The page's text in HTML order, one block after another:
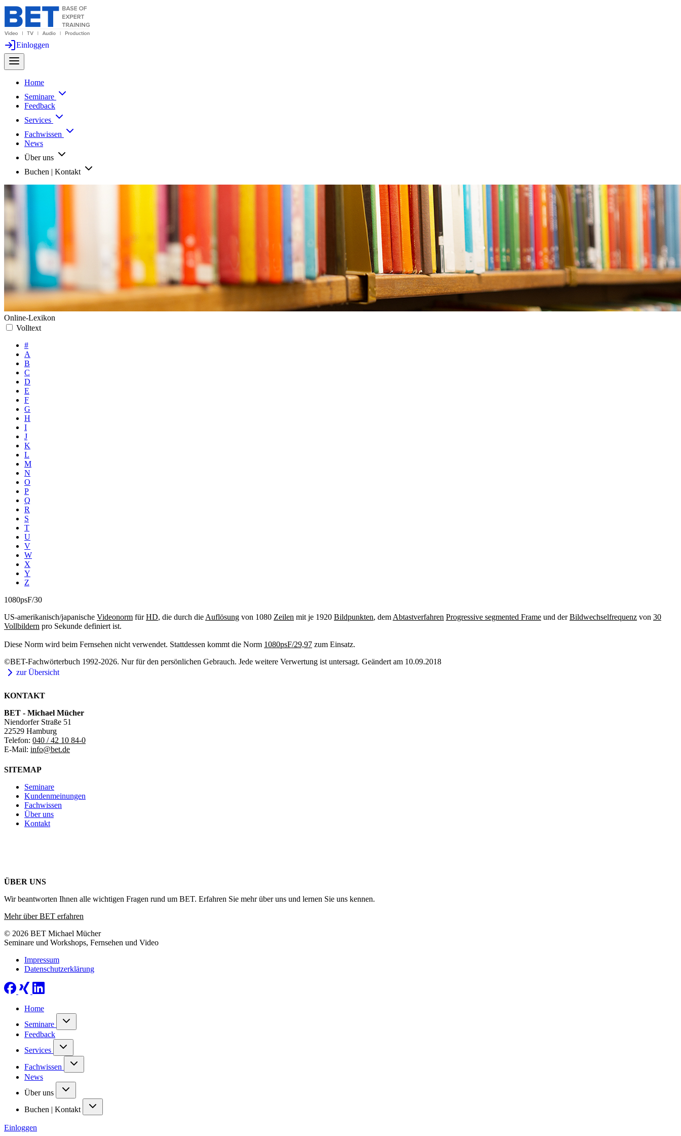
Einloggen
Home
Seminare
Feedback
Services
Fachwissen
News
Über uns
Buchen | Kontakt
Online-Lexikon
Volltext
#
A
B
C
D
E
F
G
H
I
J
K
L
M
N
O
P
Q
R
S
T
U
V
W
X
Y
Z
1080psF/30
US-amerikanisch/japanische Videonorm fürHD, die durch die Auflösung von 1080 Zeilen mit je 1920 Bildpunkten, dem Abtastverfahren Progressive segmented Frame und derBildwechselfrequenz von 30
Vollbildern pro Sekunde definiert ist.
Diese Norm wird beim Fernsehen nicht verwendet. Stattdessen kommt die Norm 1080psF/29,97 zum Einsatz.
©BET-Fachwörterbuch 1992-2026. Nur für den persönlichen Gebrauch. Jede weitere Verwertung ist untersagt. Geändert am 10.09.2018
zur Übersicht
KONTAKT
BET - Michael Mücher
Niendorfer Straße 51
22529 Hamburg
Telefon: 040 / 42 10 84-0
E-Mail: info@bet.de
SITEMAP
Seminare
Kundenmeinungen
Fachwissen
Über uns
Kontakt
ÜBER UNS
Wir beantworten Ihnen alle wichtigen Fragen rund um BET. Erfahren Sie mehr über uns und lernen Sie uns kennen.
Mehr über BET erfahren
© 2026 BET Michael Mücher
Seminare und Workshops, Fernsehen und Video
Impressum
Datenschutzerklärung
Home
Seminare
Feedback
Services
Fachwissen
News
Über uns
Buchen | Kontakt
Einloggen